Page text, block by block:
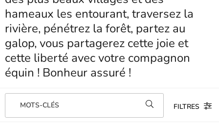
hameaux les entourant, traversez la
rivière, pénétrez la forêt, partez au
galop, vous partagerez cette joie et
cette liberté avec votre compagnon
équin ! Bonheur assuré !
MOTS-CLÉS FILTRES